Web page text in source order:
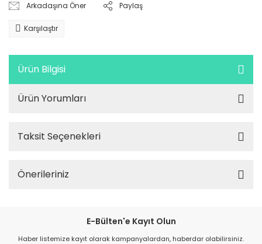
Arkadaşına Öner Paylaş
Karşılaştır
Ürün Bilgisi
Ürün Yorumları
Taksit Seçenekleri
Önerileriniz
E-Bülten'e Kayıt Olun
Haber listemize kayıt olarak kampanyalardan, haberdar olabilirsiniz.